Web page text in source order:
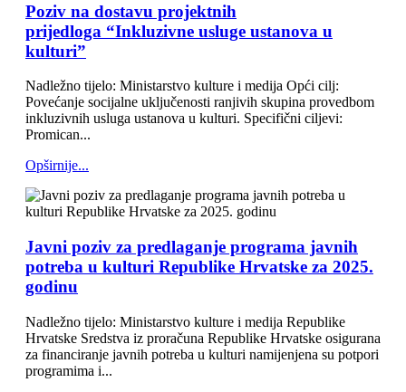
Poziv na dostavu projektnih
prijedloga “Inkluzivne usluge ustanova u
kulturi”
Nadležno tijelo: Ministarstvo kulture i medija Opći cilj:
Povećanje socijalne uključenosti ranjivih skupina provedbom
inkluzivnih usluga ustanova u kulturi. Specifični ciljevi:
Promican...
Opširnije...
Javni poziv za predlaganje programa javnih
potreba u kulturi Republike Hrvatske za 2025.
godinu
Nadležno tijelo: Ministarstvo kulture i medija Republike
Hrvatske Sredstva iz proračuna Republike Hrvatske osigurana
za financiranje javnih potreba u kulturi namijenjena su potpori
programima i...